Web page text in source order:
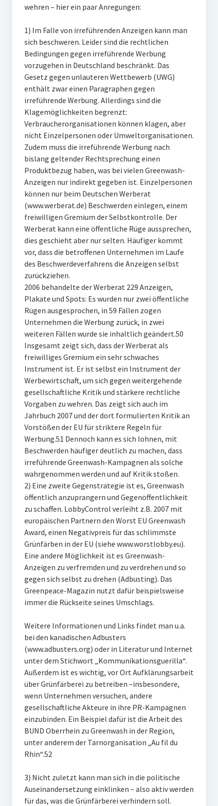
wehren – hier ein paar Anregungen:
1) Im Falle von irreführenden Anzeigen kann man
sich beschweren. Leider sind die rechtlichen
Bedingungen gegen irreführende Werbung
vorzugehen in Deutschland beschränkt. Das
Gesetz gegen unlauteren Wettbewerb (UWG)
enthält zwar einen Paragraphen gegen
irreführende Werbung. Allerdings sind die
Klagemöglichkeiten begrenzt:
Verbraucherorganisationen können klagen, aber
nicht Einzelpersonen oder Umweltorganisationen.
Zudem muss die irreführende Werbung nach
bislang geltender Rechtsprechung einen
Produktbezug haben, was bei vielen Greenwash-
Anzeigen nur indirekt gegeben ist. Einzelpersonen
können nur beim Deutschen Werberat
(www.werberat.de) Beschwerden einlegen, einem
freiwilligen Gremium der Selbstkontrolle. Der
Werberat kann eine öffentliche Rüge aussprechen,
dies geschieht aber nur selten. Häufiger kommt
vor, dass die betroffenen Unternehmen im Laufe
des Beschwerdeverfahrens die Anzeigen selbst
zurückziehen.
2006 behandelte der Werberat 229 Anzeigen,
Plakate und Spots: Es wurden nur zwei öffentliche
Rügen ausgesprochen, in 59 Fällen zogen
Unternehmen die Werbung zurück, in zwei
weiteren Fällen wurde sie inhaltlich geändert.50
Insgesamt zeigt sich, dass der Werberat als
freiwilliges Gremium ein sehr schwaches
Instrument ist. Er ist selbst ein Instrument der
Werbewirtschaft, um sich gegen weitergehende
gesellschaftliche Kritik und stärkere rechtliche
Vorgaben zu wehren. Das zeigt sich auch im
Jahrbuch 2007 und der dort formulierten Kritik an
Vorstößen der EU für striktere Regeln für
Werbung.51 Dennoch kann es sich lohnen, mit
Beschwerden häufiger deutlich zu machen, dass
irreführende Greenwash-Kampagnen als solche
wahrgenommen werden und auf Kritik stoßen.
2) Eine zweite Gegenstrategie ist es, Greenwash
öffentlich anzuprangern und Gegenöffentlichkeit
zu schaffen. LobbyControl verleiht z.B. 2007 mit
europäischen Partnern den Worst EU Greenwash
Award, einen Negativpreis für das schlimmste
Grünfärben in der EU (siehe www.worstlobby.eu).
Eine andere Möglichkeit ist es Greenwash-
Anzeigen zu verfremden und zu verdrehen und so
gegen sich selbst zu drehen (Adbusting). Das
Greenpeace-Magazin nutzt dafür beispielsweise
immer die Rückseite seines Umschlags.
Weitere Informationen und Links findet man u.a.
bei den kanadischen Adbusters
(www.adbusters.org) oder in Literatur und Internet
unter dem Stichwort „Kommunikationsguerilla“.
Außerdem ist es wichtig, vor Ort Aufklärungsarbeit
über Grünfärberei zu betreiben –insbesondere,
wenn Unternehmen versuchen, andere
gesellschaftliche Akteure in ihre PR-Kampagnen
einzubinden. Ein Beispiel dafür ist die Arbeit des
BUND Oberrhein zu Greenwash in der Region,
unter anderem der Tarnorganisation „Au fil du
Rhin“.52
3) Nicht zuletzt kann man sich in die politische
Auseinandersetzung einklinken – also aktiv werden
für das, was die Grünfärberei verhindern soll.